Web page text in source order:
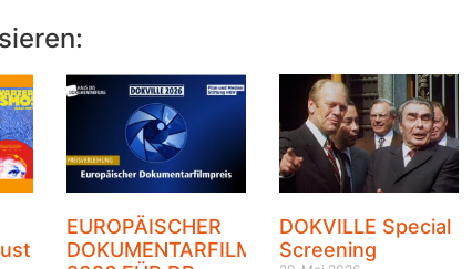
EUROPÄISCHER
DOKUMENTARFILMPREIS
DOKVILLE Special
Screening